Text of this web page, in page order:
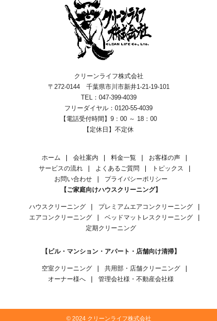
クリーンライフ株式会社
〒272-0144 千葉県市川市新井1-21-19-101
TEL：047-399-4039
フリーダイヤル：0120-55-4039
【電話受付時間】9：00 ～ 18：00
【定休日】不定休
ホーム 会社案内 料金一覧
お客様の声
サービスの流れ
よくあるご質問
トピックス
お問い合わせ
プライバシーポリシー
【ご家庭向けハウスクリーニング】
ハウスクリーニング
プレミアムエアコンクリーニング
エアコンクリーニング
ベッドマットレスクリーニング
定期クリーニング
【ビル・マンション・アパート・店舗向け清掃】
空室クリーニング
共用部・店舗クリーニング
オーナー様へ
管理会社様・不動産会社様
© 2024 クリーンライフ株式会社